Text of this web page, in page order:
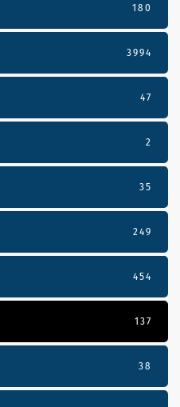
180
3994
47
2
35
249
454
137
38